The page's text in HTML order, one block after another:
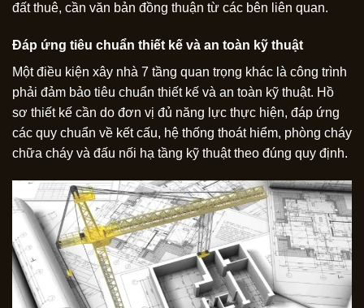
đất thuê, cần văn bản đồng thuận từ các bên liên quan.
Đáp ứng tiêu chuẩn thiết kế và an toàn kỹ thuật
Một điều kiện xây nhà 7 tầng quan trọng khác là công trình
phải đảm bảo tiêu chuẩn thiết kế và an toàn kỹ thuật. Hồ
sơ thiết kế cần do đơn vị đủ năng lực thực hiện, đáp ứng
các quy chuẩn về kết cấu, hệ thống thoát hiểm, phòng cháy
chữa cháy và đấu nối hạ tầng kỹ thuật theo đúng quy định.